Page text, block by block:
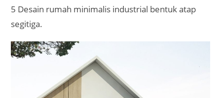
5 Desain rumah minimalis industrial bentuk atap
segitiga.